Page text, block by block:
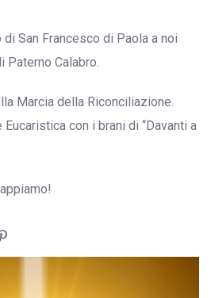
San Francesco di Paola a noi
Paterno Calabro.
Marcia della Riconciliazione.
Eucaristica con i brani di “Davanti a